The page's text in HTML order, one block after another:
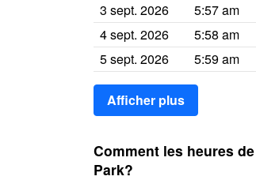
3 sept. 2026
5:57 am
4 sept. 2026
5:58 am
5 sept. 2026
5:59 am
Afficher plus
Comment les heures
Park?